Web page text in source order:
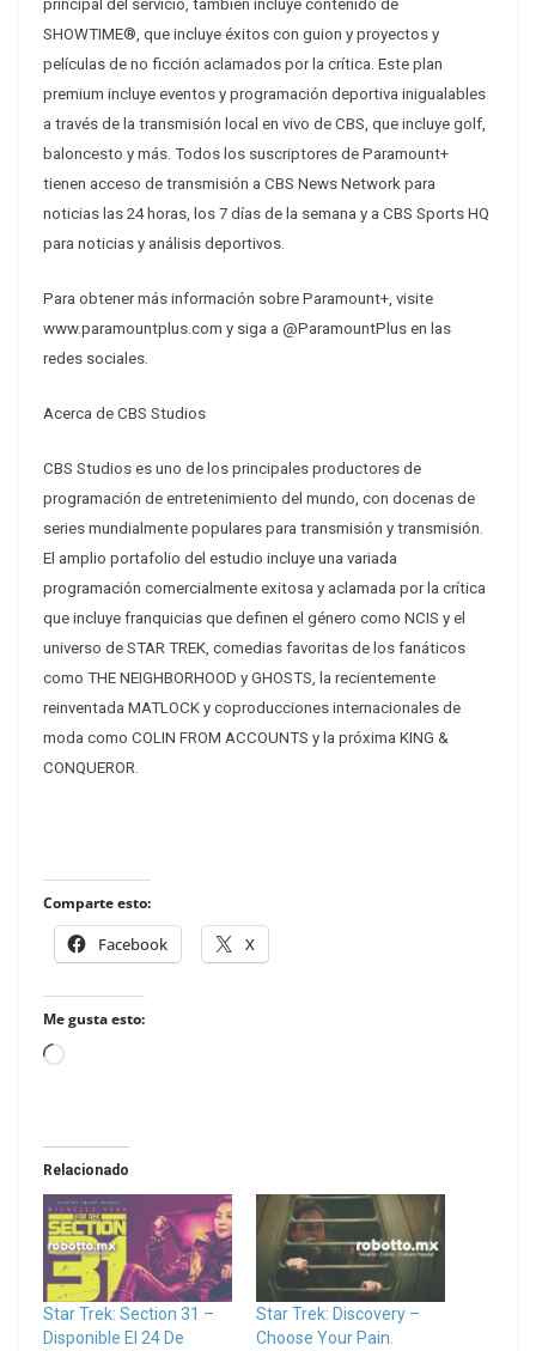
principal del servicio, también incluye contenido de
SHOWTIME®, que incluye éxitos con guion y proyectos y
películas de no ficción aclamados por la crítica. Este plan
premium incluye eventos y programación deportiva inigualables
a través de la transmisión local en vivo de CBS, que incluye golf,
baloncesto y más. Todos los suscriptores de Paramount+
tienen acceso de transmisión a CBS News Network para
noticias las 24 horas, los 7 días de la semana y a CBS Sports HQ
para noticias y análisis deportivos.
Para obtener más información sobre Paramount+, visite
www.paramountplus.com y siga a @ParamountPlus en las
redes sociales.
Acerca de CBS Studios
CBS Studios es uno de los principales productores de
programación de entretenimiento del mundo, con docenas de
series mundialmente populares para transmisión y transmisión.
El amplio portafolio del estudio incluye una variada
programación comercialmente exitosa y aclamada por la crítica
que incluye franquicias que definen el género como NCIS y el
universo de STAR TREK, comedias favoritas de los fanáticos
como THE NEIGHBORHOOD y GHOSTS, la recientemente
reinventada MATLOCK y coproducciones internacionales de
moda como COLIN FROM ACCOUNTS y ​​la próxima KING &
CONQUEROR.
Comparte esto:
Facebook X
Me gusta esto:
Loading…
Relacionado
Star Trek: Section 31 –
Disponible El 24 De
Star Trek: Discovery –
Choose Your Pain.